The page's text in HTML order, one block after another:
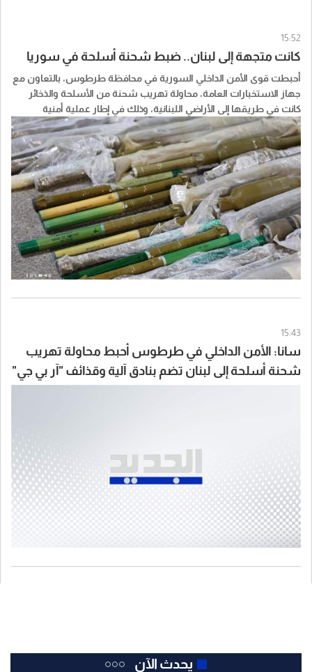
15:52
كانت متجهة إلى لبنان.. ضبط شحنة أسلحة في سوريا
أحبطت قوى الأمن الداخلي السورية في محافظة طرطوس، بالتعاون مع
جهاز الاستخبارات العامة، محاولة تهريب شحنة من الأسلحة والذخائر
كانت في طريقها إلى الأراضي اللبنانية، وذلك في إطار عملية أمنية
مشتركة نفذتها الأجهزة المختصة.
15:43
سانا: الأمن الداخلي في طرطوس أحبط محاولة تهريب
شحنة أسلحة إلى لبنان تضم بنادق آلية وقذائف "آر بي جي"
يحدث الآن